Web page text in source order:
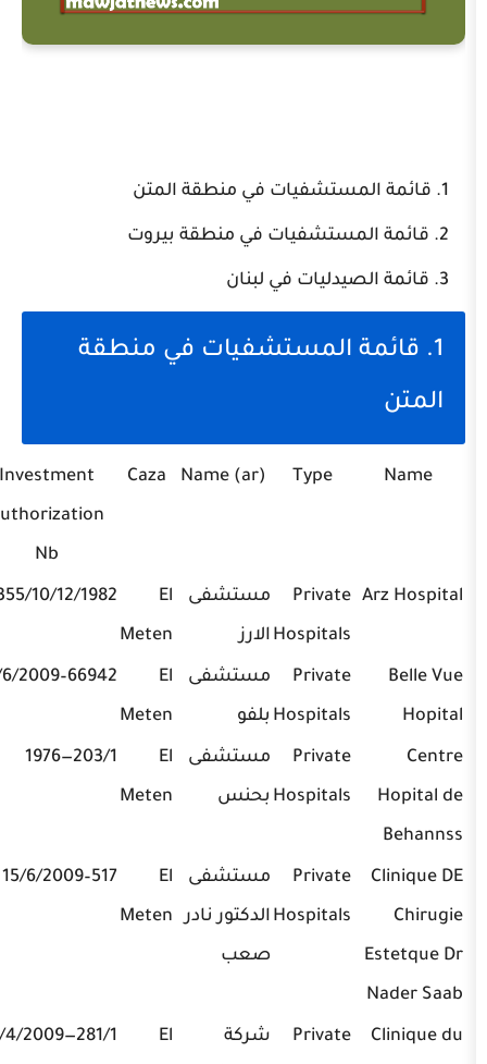
في منطقة المتن
في منطقة بيروت
في لبنان
المستشفيات في منطقة
Type
Name (ar)
Caza
Investment
Phone
Private
مستشفى
Meten
2355/10/12/1982
01/876770?
Private
Hospitals
مستشفى
Meten
66942–17/6/2009
01/682666
Private
Hospitals
مستشفى
بحنس
Meten
203/1—1976
04/984009
Private
Hospitals
مستشفى
الدكتور نادر
صعب
Meten
517–15/6/2009
04/411111
Private
شركة
281/1—2/4/2009
01/501500